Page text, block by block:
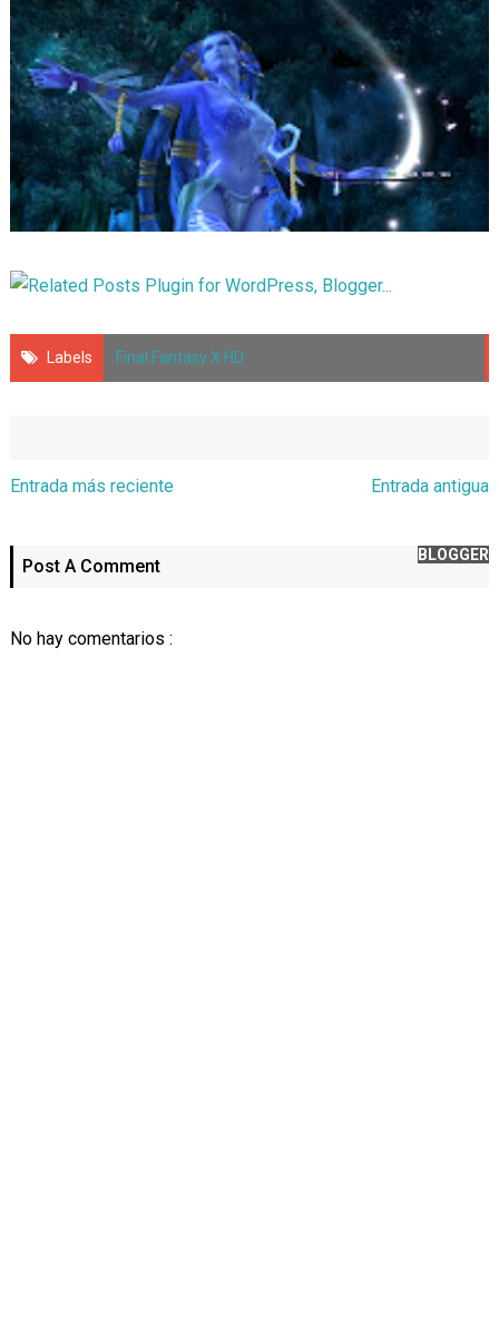
Labels Final Fantasy X HD
Entrada más reciente Entrada antigua
Post A Comment
BLOGGER
No hay comentarios :